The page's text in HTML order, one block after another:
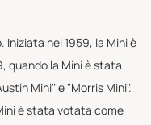
Iniziata nel 1959, la Mini è
quando la Mini è stata
Mini" e "Morris Mini".
è stata votata come